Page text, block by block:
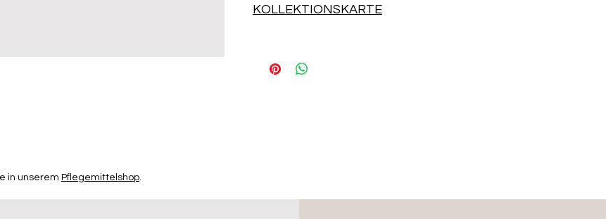
KOLLEKTIONSKARTE
in unserem Pflegemittelshop.